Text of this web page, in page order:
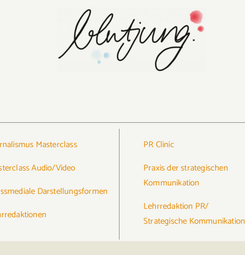
Masterclass
Audio/Video
Darstellungsformen
PR Clinic
Praxis der strategischen
Kommunikation
Lehrredaktion PR/
Strategische Kommunikation